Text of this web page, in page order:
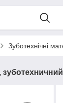
Зуботехнічні